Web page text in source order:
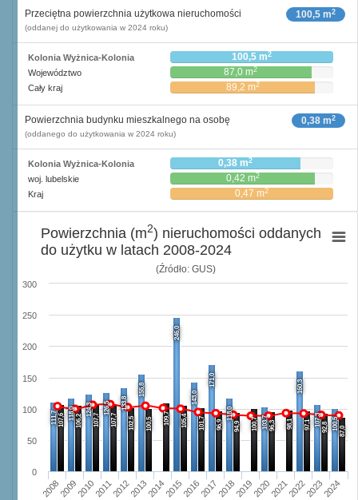
100,5 m2
Przeciętna powierzchnia użytkowa nieruchomości
(oddanej do użytkowania w 2024 roku)
Kolonia Wyżnica-Kolonia 100,5 m2
Województwo 87,0 m2
Cały kraj 89,2 m2
0,38 m2
Powierzchnia budynku mieszkalnego na osobę
(oddanego do użytkowania w 2024 roku)
Kolonia Wyżnica-Kolonia 0,38 m2
woj. lubelskie 0,42 m2
Kraj 0,47 m2
(Źródło: GUS)
111,7 118,0 124,3 126,5 133,8
155,8
246,0
143,0
171,0
118,0
103,7
160,3
107,3 100,5
107,6 106,2 107,7 107,7 102,5 100,5 109,7 105,4 101,7 96,9 94,9 100,7 96,3 98,1 97,1 92,8 87,0
20082009201020112012201320142015201620172018201920202021202220232024
0
50
100
150
200
250
300
Powierzchnia (m2) nieruchomości oddanych
do użytku w latach 2008-2024